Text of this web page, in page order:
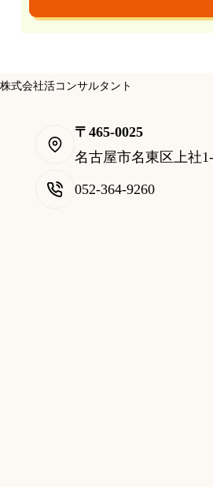
株式会社活コンサルタント
〒465-0025
名古屋市名東区上社1-
052-364-9260